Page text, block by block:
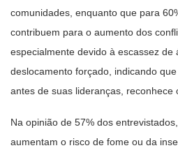
comunidades, enquanto que para
contribuem para o aumento dos
especialmente devido à escassez de
deslocamento forçado, indicando
antes de suas lideranças, reconhece
Na opinião de 57% dos
aumentam o risco de fome ou da